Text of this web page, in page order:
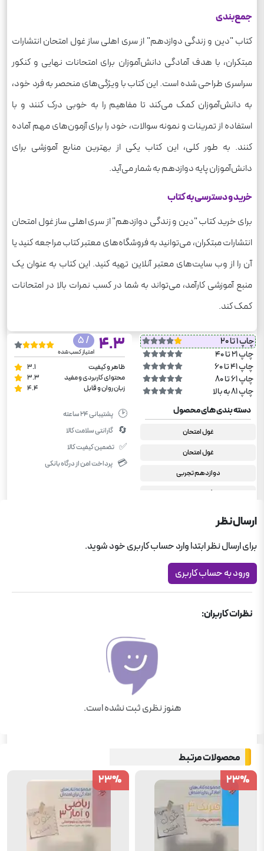
جمع‌بندی
کتاب "دین و زندگی دوازدهم" از سری اهلی ساز غول امتحان انتشارات
مبتکران، با هدف آمادگی دانش‌آموزان برای امتحانات نهایی و کنکور
سراسری طراحی شده است. این کتاب با ویژگی‌های منحصر به فرد خود،
به دانش‌آموزان کمک می‌کند تا مفاهیم را به خوبی درک کنند و با
استفاده از تمرینات و نمونه سوالات، خود را برای آزمون‌های مهم آماده
کنند. به طور کلی، این کتاب یکی از بهترین منابع آموزشی برای
دانش‌آموزان پایه دوازدهم به شمار می‌آید.
خرید و دسترسی به کتاب
برای خرید کتاب "دین و زندگی دوازدهم" از سری اهلی ساز غول امتحان
انتشارات مبتکران، می‌توانید به فروشگاه‌های معتبر کتاب مراجعه کنید یا
آن را از وب سایت‌های معتبر آنلاین تهیه کنید. این کتاب به عنوان یک
منبع آموزشی کارآمد، می‌تواند به شما در کسب نمرات بالا در امتحانات
کمک کند.
چاپ 1 تا 20
چاپ 21 تا 40
چاپ 41 تا 60
چاپ 61 تا 80
چاپ 81 به بالا
4.3
/ 5
امتیاز کسب شده
ظاهر و کیفیت
3.1
محتوای کاربردی و مفید
3.3
زبان روان و قابل
4.4
دسته بندی های محصول
غول امتحان
غول امتحان
دوازدهم تجربی
دین و زندگی دوازدهم تجربی
🕑 پشتیبانی ۲۴ ساعته
🔄 گارانتی سلامت کالا
✅ تضمین کیفیت کالا
💳 پرداخت امن از درگاه بانکی
ارسال نظر
برای ارسال نظر ابتدا وارد حساب کاربری خود شوید.
ورود به حساب کاربری
نظرات کاربران:
هنوز نظری ثبت نشده است.
محصولات مرتبط
23%
23%
23%
23%